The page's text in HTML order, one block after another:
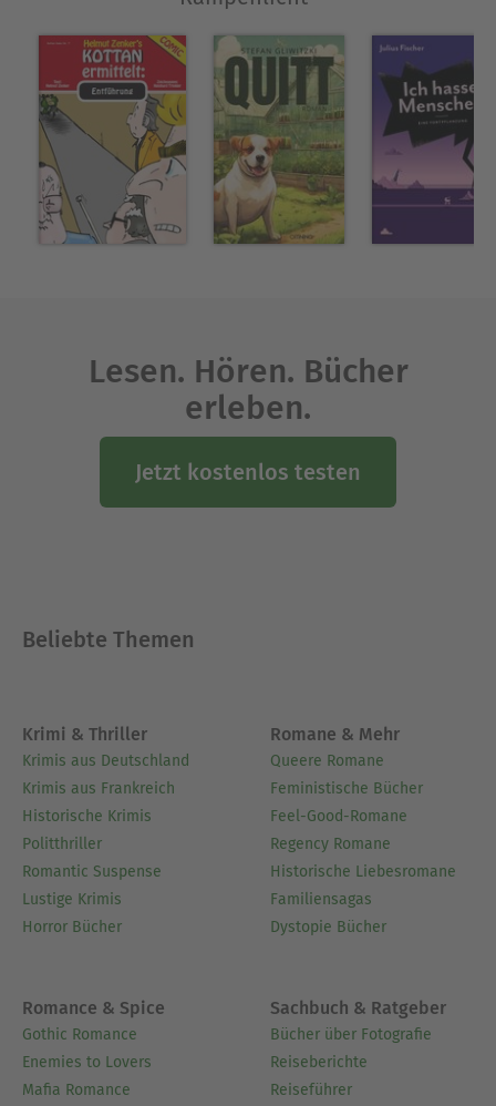
Ausblenden
Lesen. Hören. Bücher
erleben.
Jetzt kostenlos testen
Beliebte Themen
Krimi & Thriller
Krimis aus Deutschland
Krimis aus Frankreich
Historische Krimis
Politthriller
Romantic Suspense
Lustige Krimis
Horror Bücher
Romane & Mehr
Queere Romane
Feministische Bücher
Feel-Good-Romane
Regency Romane
Historische Liebesromane
Familiensagas
Dystopie Bücher
Romance & Spice
Gothic Romance
Enemies to Lovers
Mafia Romance
Sachbuch & Ratgeber
Bücher über Fotografie
Reiseberichte
Reiseführer